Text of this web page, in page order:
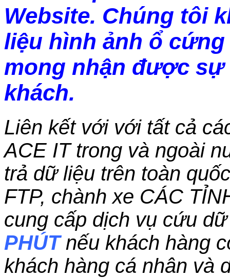
Website. Chúng tôi
liệu hình ảnh ổ
mong nhận được
khách.
Liên kết với với tất cả
ACE IT trong và ngoài
trả dữ liệu trên toàn
FTP, chành xe CÁC
cung cấp dịch vụ cứu
PHÚTnếu khách hàng
khách hàng cá nhân và